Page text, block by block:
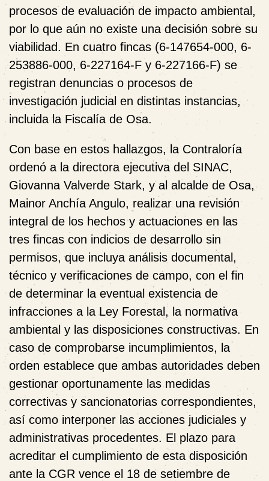
procesos de evaluación de impacto ambiental,
por lo que aún no existe una decisión sobre su
viabilidad. En cuatro fincas (6-147654-000, 6-
253886-000, 6-227164-F y 6-227166-F) se
registran denuncias o procesos de
investigación judicial en distintas instancias,
incluida la Fiscalía de Osa.
Con base en estos hallazgos, la Contraloría
ordenó a la directora ejecutiva del SINAC,
Giovanna Valverde Stark, y al alcalde de Osa,
Mainor Anchía Angulo, realizar una revisión
integral de los hechos y actuaciones en las
tres fincas con indicios de desarrollo sin
permisos, que incluya análisis documental,
técnico y verificaciones de campo, con el fin
de determinar la eventual existencia de
infracciones a la Ley Forestal, la normativa
ambiental y las disposiciones constructivas. En
caso de comprobarse incumplimientos, la
orden establece que ambas autoridades deben
gestionar oportunamente las medidas
correctivas y sancionatorias correspondientes,
así como interponer las acciones judiciales y
administrativas procedentes. El plazo para
acreditar el cumplimiento de esta disposición
ante la CGR vence el 18 de setiembre de